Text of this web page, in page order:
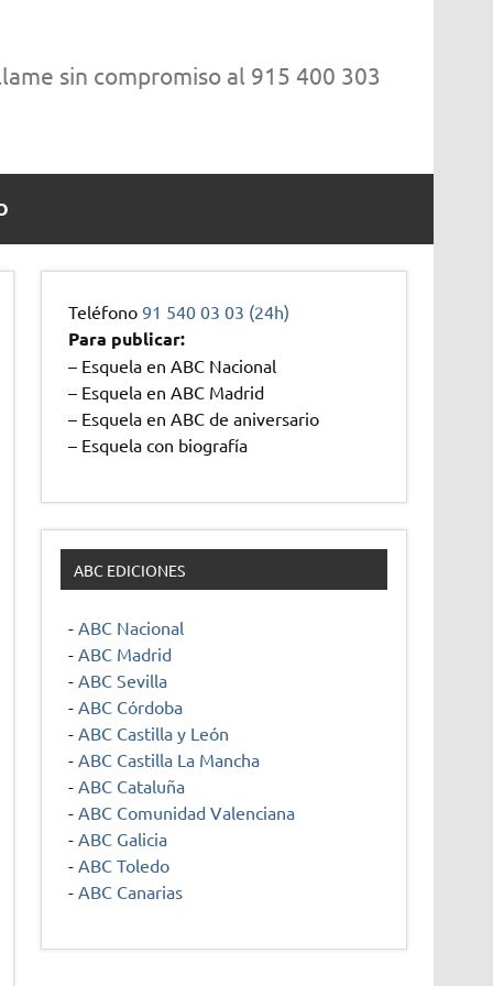
sin compromiso al 915 400 303
Teléfono91 540 03 03 (24h)
Para publicar:
– Esquela en ABC Nacional
– Esquela en ABC Madrid
– Esquela en ABC de aniversario
– Esquela con biografía
ABC EDICIONES
- ABC Nacional
- ABC Madrid
- ABC Sevilla
- ABC Córdoba
- ABC Castilla y León
- ABC Castilla La Mancha
- ABC Cataluña
- ABC Comunidad Valenciana
- ABC Galicia
- ABC Toledo
- ABC Canarias